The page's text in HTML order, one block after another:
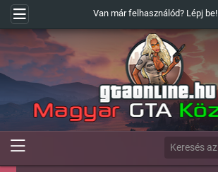
Van már felhasználód? Lépj be!